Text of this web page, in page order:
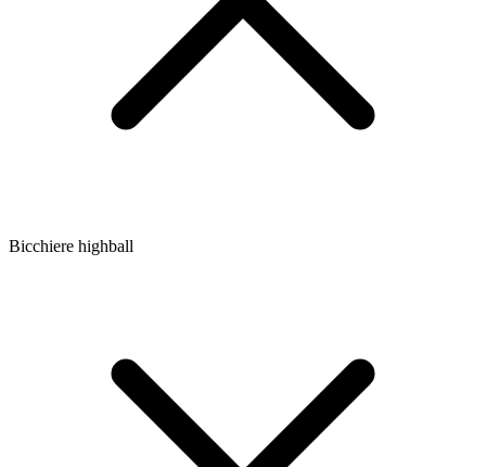
Bicchiere highball